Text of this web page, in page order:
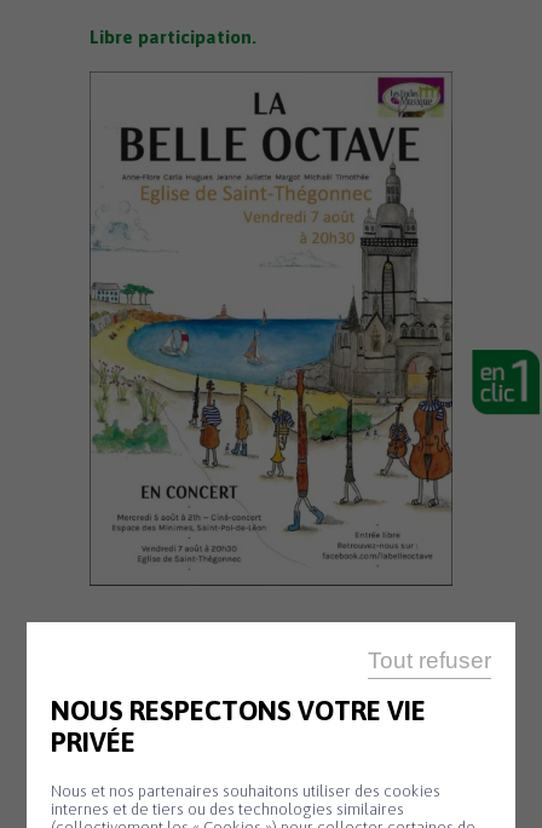
NOUS RESPECTONS VOTRE VIE
PRIVÉE
Nous et nos partenaires souhaitons utiliser des cookies
internes et de tiers ou des technologies similaires
Tout refuser
Libre participation.
SALLE KANEVEDENN
Lundi
Exposition de